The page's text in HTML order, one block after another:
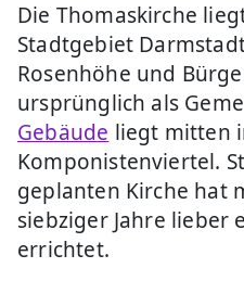
Die Thomaskirche
Stadtgebiet
Rosenhöhe und
ursprünglich als
Gebäude liegt mitten
Komponistenviertel.
geplanten Kirche hat
siebziger Jahre lieber
errichtet.